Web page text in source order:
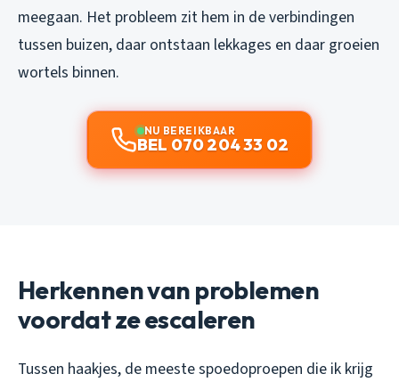
meegaan. Het probleem zit hem in de verbindingen
tussen buizen, daar ontstaan lekkages en daar groeien
wortels binnen.
NU BEREIKBAAR
BEL 070 204 33 02
Herkennen van problemen
voordat ze escaleren
Tussen haakjes, de meeste spoedoproepen die ik krijg